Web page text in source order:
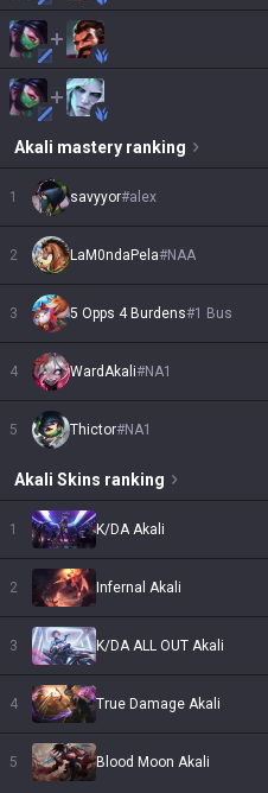
Akali mastery ranking
1 savyyor#alex
2 LaM0ndaPela#NAA
3 5 Opps 4 Burdens#1 Bus
4 WardAkali#NA1
5 Thictor#NA1
Akali Skins ranking
1 K/DA Akali
2 Infernal Akali
3 K/DA ALL OUT Akali
4 True Damage Akali
5 Blood Moon Akali